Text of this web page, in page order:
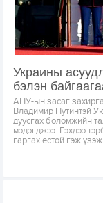
Украины
бэлэн
АНУ-ын засаг
Владимир Путинтэй
дуусгах боломжийн
мэдэгджээ. Гэхдээ
гаргах ёстой гэж